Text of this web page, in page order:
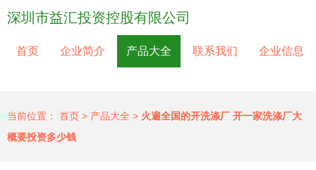
深圳市益汇投资控股有限公司
首页 企业简介 产品大全 联系我们 企业信息
当前位置： 首页 > 产品大全 > 火遍全国的开洗涤厂 开一家洗涤厂大
概要投资多少钱